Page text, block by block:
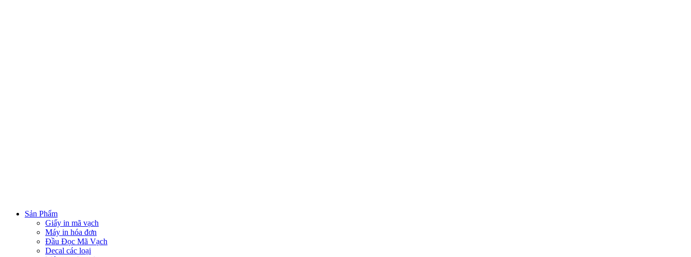
Sản Phẩm
Giấy in mã vạch
Máy in hóa đơn
Đầu Đọc Mã Vạch
Decal các loại